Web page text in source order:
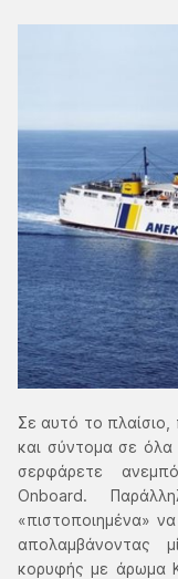
Σε αυτό το
και σύντομα σε όλα
σερφάρετε
Onboard.
«πιστοποιημένα»
απολαμβάνοντας
κορυφής με άρωμα